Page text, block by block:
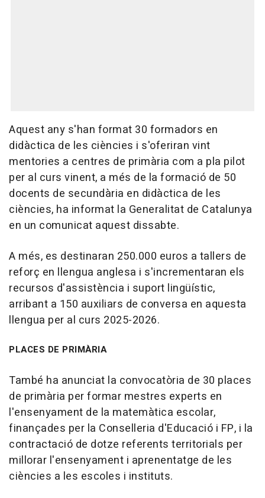
Aquest any s'han format 30 formadors en
didàctica de les ciències i s'oferiran vint
mentories a centres de primària com a pla pilot
per al curs vinent, a més de la formació de 50
docents de secundària en didàctica de les
ciències, ha informat la Generalitat de Catalunya
en un comunicat aquest dissabte.
A més, es destinaran 250.000 euros a tallers de
reforç en llengua anglesa i s'incrementaran els
recursos d'assistència i suport lingüístic,
arribant a 150 auxiliars de conversa en aquesta
llengua per al curs 2025-2026.
PLACES DE PRIMÀRIA
També ha anunciat la convocatòria de 30 places
de primària per formar mestres experts en
l'ensenyament de la matemàtica escolar,
finançades per la Conselleria d'Educació i FP, i la
contractació de dotze referents territorials per
millorar l'ensenyament i aprenentatge de les
ciències a les escoles i instituts.